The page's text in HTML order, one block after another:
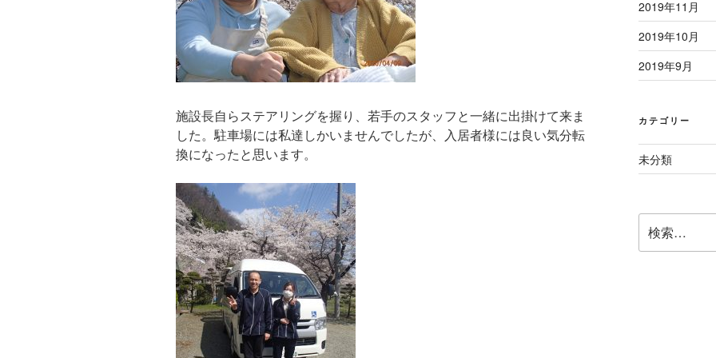
施設長自らステアリングを握り、若手のスタッフと一緒に出掛けて来ま
した。駐車場には私達しかいませんでしたが、入居者様には良い気分転
換になったと思います。
2019年11月
2019年10月
2019年9月
カテゴリー
未分類
索: